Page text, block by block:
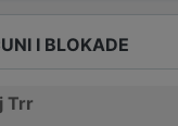
I BLOKADE
Trr